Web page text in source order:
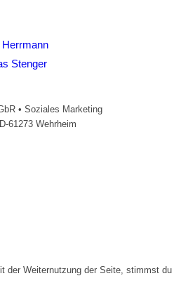
Stenger
• Soziales Marketing
61273 Wehrheim
der Weiternutzung der Seite, stimmst du